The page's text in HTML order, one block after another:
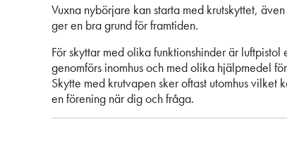
Vuxna nybörjare kan starta med krutskyttet,
ger en bra grund för framtiden.
För skyttar med olika funktionshinder är
genomförs inomhus och med olika hjälpmedel
Skytte med krutvapen sker oftast utomhus
en förening när dig och fråga.